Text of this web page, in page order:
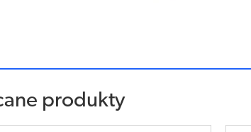
produkty